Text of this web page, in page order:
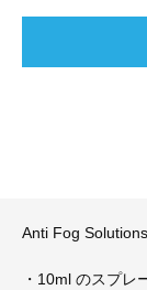
Anti Fog
・10ml のスプレ